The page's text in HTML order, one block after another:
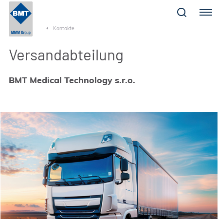
Menu
Kontakte
Versandabteilung
BMT Medical Technology s.r.o.